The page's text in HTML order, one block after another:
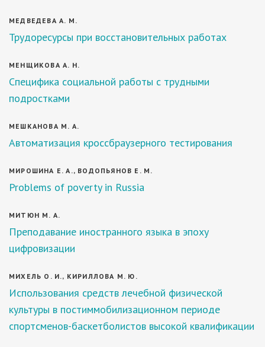
МЕДВЕДЕВА А. М.
Трудоресурсы при восстановительных работах
МЕНЩИКОВА А. Н.
Специфика социальной работы с трудными
подростками
МЕШКАНОВА М. А.
Автоматизация кроссбраузерного тестирования
МИРОШИНА Е. А., ВОДОПЬЯНОВ Е. М.
Problems of poverty in Russia
МИТЮН М. А.
Преподавание иностранного языка в эпоху
цифровизации
МИХЕЛЬ О. И., КИРИЛЛОВА М. Ю.
Использования средств лечебной физической
культуры в постиммобилизационном периоде
спортсменов-баскетболистов высокой квалификации